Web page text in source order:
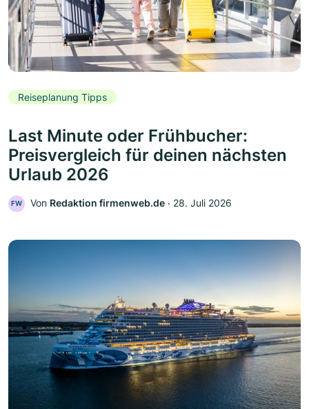
Reiseplanung Tipps
Last Minute oder Frühbucher:
Preisvergleich für deinen nächsten
Urlaub 2026
FW Von Redaktion firmenweb.de ‧ 28. Juli 2026